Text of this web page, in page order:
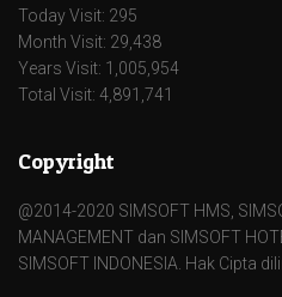
Today Visit: 295
Month Visit: 29,438
Years Visit: 1,005,954
Total Visit: 4,891,741
Copyright
@2014-2020 SIMSOFT HMS,
MANAGEMENT dan SIMSOFT
SIMSOFT INDONESIA. Hak Cipta